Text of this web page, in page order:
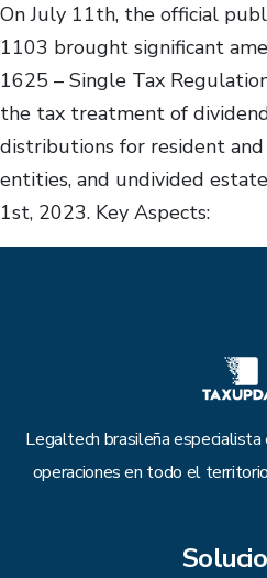
On July 11th, the official
1103 brought significant
1625 – Single Tax
the tax treatment of
distributions for resident
entities, and undivided
1st, 2023. Key Aspects:
Legaltech brasileña especialista
operaciones en todo el